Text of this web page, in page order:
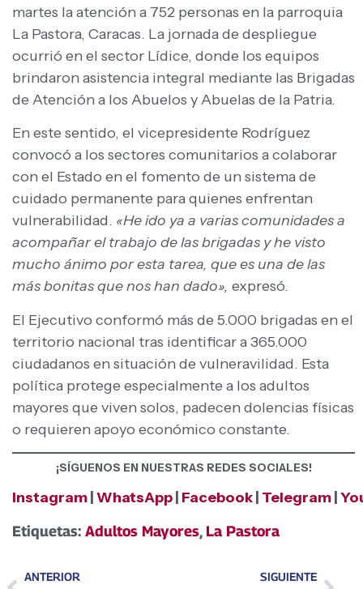
martes la atención a 752 personas en la parroquia
La Pastora, Caracas. La jornada de despliegue
ocurrió en el sector Lídice, donde los equipos
brindaron asistencia integral mediante las Brigadas
de Atención a los Abuelos y Abuelas de la Patria.
En este sentido, el vicepresidente Rodríguez
convocó a los sectores comunitarios a colaborar
con el Estado en el fomento de un sistema de
cuidado permanente para quienes enfrentan
vulnerabilidad. «He ido ya a varias comunidades a
acompañar el trabajo de las brigadas y he visto
mucho ánimo por esta tarea, que es una de las
más bonitas que nos han dado», expresó.
El Ejecutivo conformó más de 5.000 brigadas en el
territorio nacional tras identificar a 365.000
ciudadanos en situación de vulneravilidad. Esta
política protege especialmente a los adultos
mayores que viven solos, padecen dolencias físicas
o requieren apoyo económico constante.
¡SÍGUENOS EN NUESTRAS REDES SOCIALES!
Instagram WhatsApp Facebook Telegram
Etiquetas: Adultos Mayores, La Pastora
ANTERIOR SIGUIENTE